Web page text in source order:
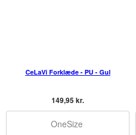
CeLaVi Forklæde - PU - Gul
149,95 kr.
OneSize